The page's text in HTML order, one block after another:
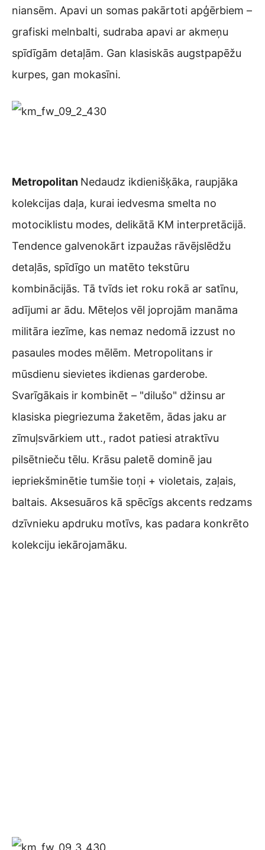
niansēm. Apavi un somas pakārtoti apģērbiem –
grafiski melnbalti, sudraba apavi ar akmeņu
spīdīgām detaļām. Gan klasiskās augstpapēžu
kurpes, gan mokasīni.
Metropolitan Nedaudz ikdienišķāka, raupjāka
kolekcijas daļa, kurai iedvesma smelta no
motociklistu modes, delikātā KM interpretācijā.
Tendence galvenokārt izpaužas rāvējslēdžu
detaļās, spīdīgo un matēto tekstūru
kombinācijās. Tā tvīds iet roku rokā ar satīnu,
adījumi ar ādu. Mēteļos vēl joprojām manāma
militāra iezīme, kas nemaz nedomā izzust no
pasaules modes mēlēm. Metropolitans ir
mūsdienu sievietes ikdienas garderobe.
Svarīgākais ir kombinēt – "dilušo" džinsu ar
klasiska piegriezuma žaketēm, ādas jaku ar
zīmuļsvārkiem utt., radot patiesi atraktīvu
pilsētnieču tēlu. Krāsu paletē dominē jau
iepriekšminētie tumšie toņi + violetais, zaļais,
baltais. Aksesuāros kā spēcīgs akcents redzams
dzīvnieku apdruku motīvs, kas padara konkrēto
kolekciju iekārojamāku.